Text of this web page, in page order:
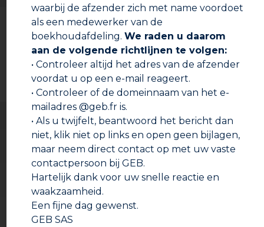
Scheur het stuk linnen af.
Voer het gewenste werk uit.
Documentatie om te downloaden
Technische fiche
Veiligheidsinformatieblad
waarbij de afzender zich met name voordoet
als een medewerker van de
boekhoudafdeling. We raden u daarom
aan de volgende richtlijnen te volgen:
• Controleer altijd het adres van de afzender
voordat u op een e-mail reageert.
• Controleer of de domeinnaam van het e-
mailadres @geb.fr is.
• Als u twijfelt, beantwoord het bericht dan
niet, klik niet op links en open geen bijlagen,
maar neem direct contact op met uw vaste
contactpersoon bij GEB.
Hartelijk dank voor uw snelle reactie en
waakzaamheid.
Een fijne dag gewenst.
GEB SAS